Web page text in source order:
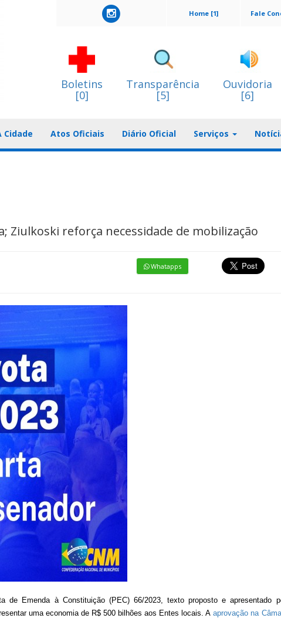
Fale
Home [1]
Boletins
[0]
Transparência
[5]
Ouvidoria
[6]
Cidade Atos Oficiais Diário Oficial Serviços
Ziulkoski reforça necessidade de mobilização
Whatapps
de Emenda à Constituição (PEC) 66/2023, texto proposto e apresentado
uma economia de R$ 500 bilhões aos Entes locais. Aaprovação na